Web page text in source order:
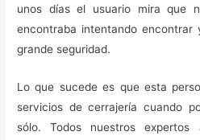
unos días el usuario mira que
encontraba intentando
grande seguridad.
Lo que sucede es que esta
servicios de cerrajería cuando
sólo. Todos nuestros